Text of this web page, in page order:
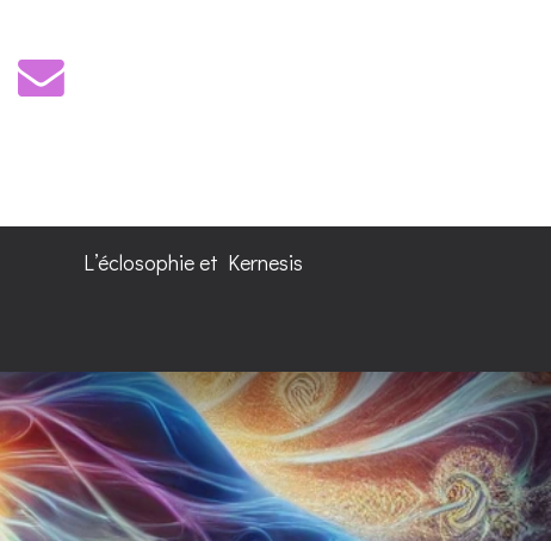
L’éclosophie et Kernesis